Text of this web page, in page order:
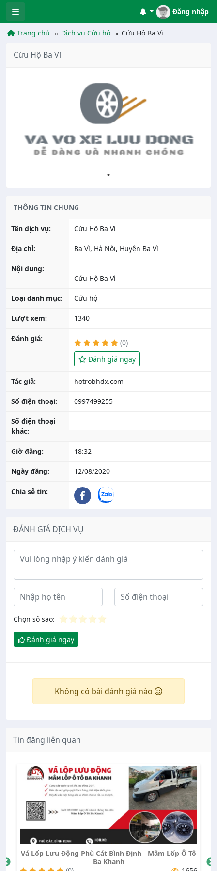
Đăng nhập
Trang chủ Dịch vụ Cứu hộ Cứu Hộ Ba Vì
Cứu Hộ Ba Vì
THÔNG TIN CHUNG
Tên dịch vụ: Cứu Hộ Ba Vì
Địa chỉ: Ba Vì, Hà Nội, Huyện Ba Vì
Nội dung:
Cứu Hộ Ba Vì
Loại danh mục: Cứu hộ
Lượt xem: 1340
Đánh giá:
(0)
Đánh giá ngay
Tác giả:
Số điện thoại: 0997499255
Số điện thoại
khác:
Giờ đăng: 18:32
Ngày đăng: 12/08/2020
Chia sẻ tin:
ĐÁNH GIÁ DỊCH VỤ
Ý kiến đánh giá
Chọn số sao: ⭐⭐⭐⭐⭐
Đánh giá ngay
Không có bài đánh giá nào
Tin đăng liên quan
Lốp Ô Tô
Xe cẩu khu vực trảng bom
(0)